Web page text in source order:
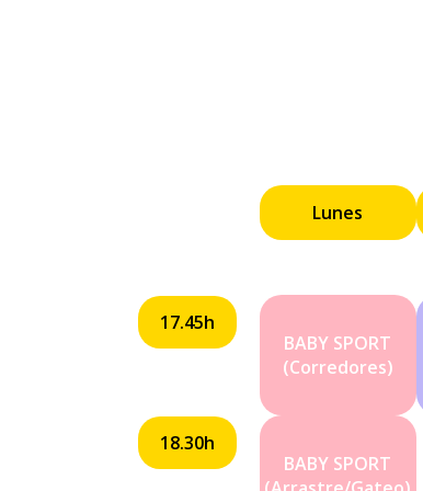
Lunes
17.45h
BABY SPORT
(Corredores)
18.30h
BABY SPORT